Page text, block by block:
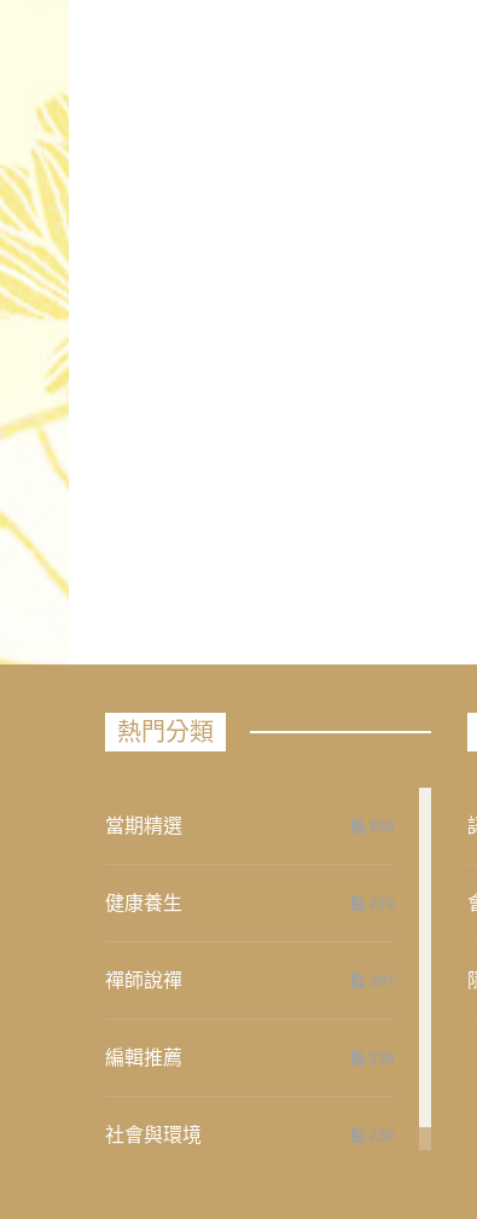
熱門分類
當期精選 658
健康養生 276
禪師說禪 267
編輯推薦 236
社會與環境 235